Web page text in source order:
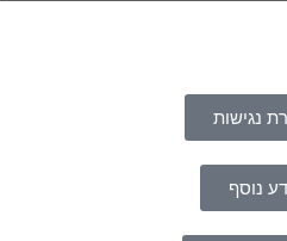
נגישות
נוסף